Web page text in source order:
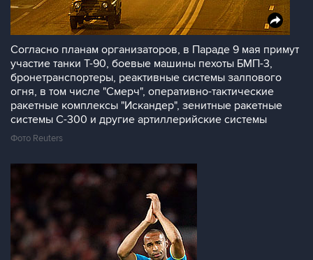
Согласно планам организаторов, в Параде 9 мая примут
участие танки Т-90, боевые машины пехоты БМП-3,
бронетранспортеры, реактивные системы залпового
огня, в том числе "Смерч", оперативно-тактические
ракетные комплексы "Искандер", зенитные ракетные
системы С-300 и другие артиллерийские системы
Фото Reuters